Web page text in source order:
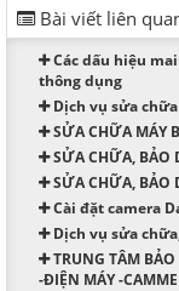
Bài viết liên
Các dấu hiệu
thông dụng
Dịch vụ sửa
SỬA CHỮA MÁY
SỬA CHỮA, BẢO
SỬA CHỮA, BẢO
Cài đặt camera
Dịch vụ sửa
TRUNG TÂM
-ĐIỆN MÁY -